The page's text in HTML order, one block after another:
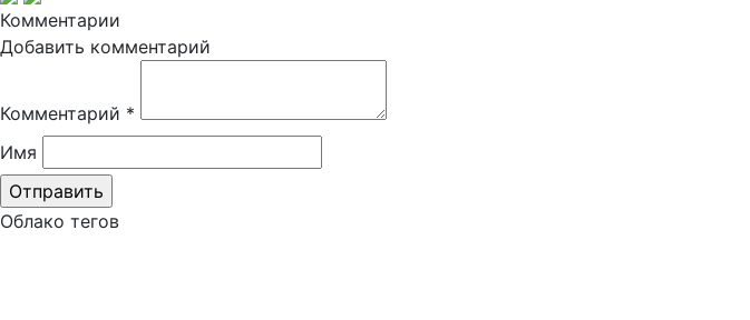
Комментарии
Добавить комментарий
Комментарий *
Имя
Облако тегов